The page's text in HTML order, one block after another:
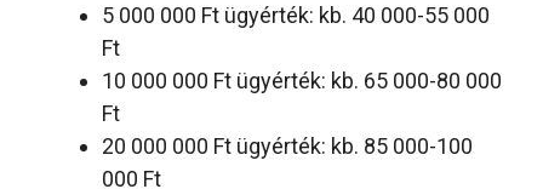
5 000 000 Ft ügyérték: kb. 40 000-55 000
Ft
10 000 000 Ft ügyérték: kb. 65 000-80 000
Ft
20 000 000 Ft ügyérték: kb. 85 000-100
000 Ft